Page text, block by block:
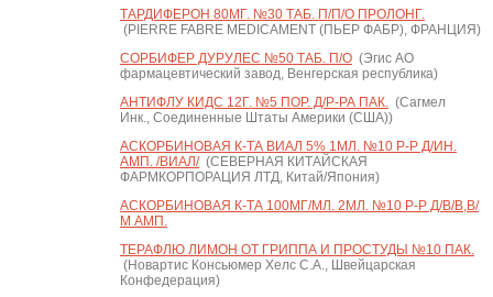
ТАРДИФЕРОН 80МГ. №30 ТАБ. П/П/О ПРОЛОНГ.
(PIERRE FABRE MEDICAMENT (ПЬЕР ФАБР), ФРАНЦИЯ)
СОРБИФЕР ДУРУЛЕС №50 ТАБ. П/О(Эгис АО
фармацевтический завод, Венгерская республика)
АНТИФЛУ КИДС 12Г. №5 ПОР. Д/Р-РА ПАК.(Сагмел
Инк., Соединенные Штаты Америки (США))
АСКОРБИНОВАЯ К-ТА ВИАЛ 5% 1МЛ. №10 Р-Р Д/ИН.
АМП. /ВИАЛ/(СЕВЕРНАЯ КИТАЙСКАЯ
ФАРМКОРПОРАЦИЯ ЛТД, Китай/Япония)
АСКОРБИНОВАЯ К-ТА 100МГ/МЛ. 2МЛ. №10 Р-Р Д/В/В,В/
М АМП.
ТЕРАФЛЮ ЛИМОН ОТ ГРИППА И ПРОСТУДЫ №10 ПАК.
(Новартис Консьюмер Хелс С.А., Швейцарская
Конфедерация)